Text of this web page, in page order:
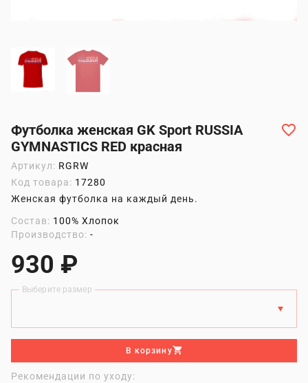
Футболка женская GK Sport RUSSIA
GYMNASTICS RED красная
Артикул: RGRW
Код товара: 17280
Женская футболка на каждый день.
Состав: 100% Хлопок
Производство: -
930 ₽
Выберите размер
В корзину
Рекомендации по уходу: